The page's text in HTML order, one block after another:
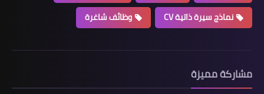
نماذج سيرة ذاتية CV
وظائف شاغرة
مشاركة مميزة